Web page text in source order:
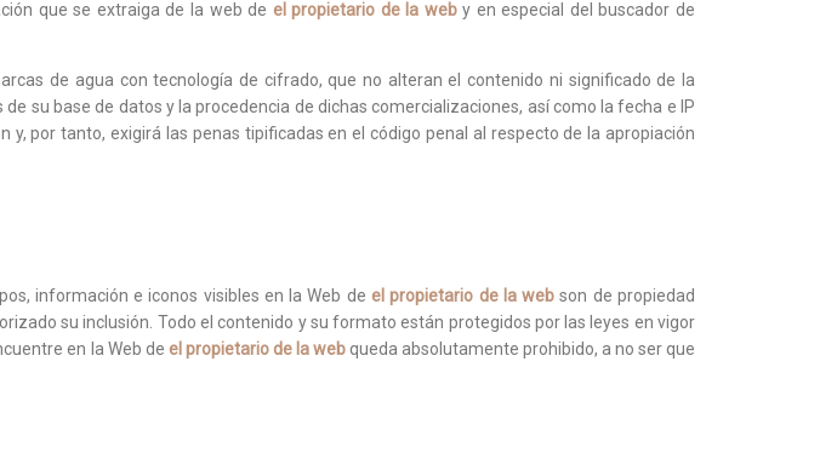
que se extraiga de la web de el propietario de la weby en especial del buscador de
de agua con tecnología de cifrado, que no alteran el contenido ni significado de la
su base de datos y la procedencia de dichas comercializaciones, así como la fecha e IP
por tanto, exigirá las penas tipificadas en el código penal al respecto de la apropiación
información e iconos visibles en la Web deel propietario de la web son de propiedad
su inclusión. Todo el contenido y su formato están protegidos por las leyes en vigor
en la Web de el propietario de la webqueda absolutamente prohibido, a no ser que